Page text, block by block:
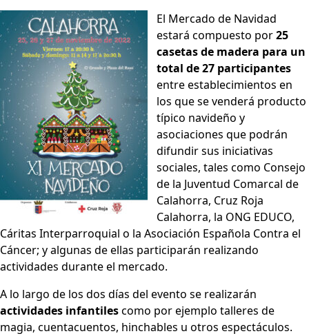
El Mercado de Navidad
estará compuesto por25
casetas de madera para un
total de 27 participantes
entre establecimientos en
los que se venderá producto
típico navideño y
asociaciones que podrán
difundir sus iniciativas
sociales, tales como Consejo
de la Juventud Comarcal de
Calahorra, Cruz Roja
Calahorra, la ONG EDUCO,
Cáritas Interparroquial o la Asociación Española Contra el
Cáncer; y algunas de ellas participarán realizando
actividades durante el mercado.
A lo largo de los dos días del evento se realizarán
actividades infantilescomo por ejemplo talleres de
magia, cuentacuentos, hinchables u otros espectáculos.